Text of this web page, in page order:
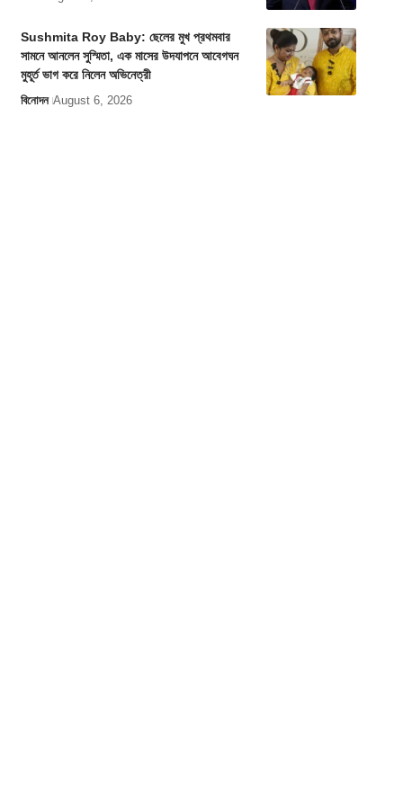
Sushmita Roy Baby: ছেলের মুখ প্রথমবার
সামনে আনলেন সুস্মিতা, এক মাসের উদযাপনে আবেগঘন
মুহূর্ত ভাগ করে নিলেন অভিনেত্রী
বিনোদন August 6, 2026